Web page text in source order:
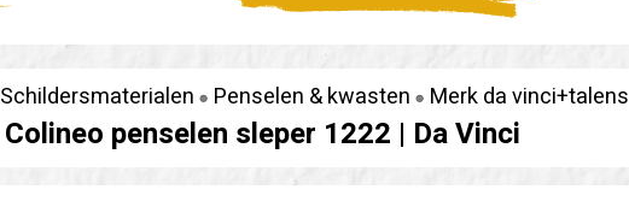
Schildersmaterialen Penselen & kwasten Merk da vinci+talens
Colineo penselen sleper 1222 | Da Vinci